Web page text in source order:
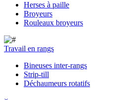
Herses à paille
Broyeurs
Rouleaux broyeurs
Travail en rangs
Bineuses inter-rangs
Strip-till
Déchaumeurs rotatifs